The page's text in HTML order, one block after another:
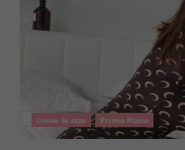
Come le star Primo Piano